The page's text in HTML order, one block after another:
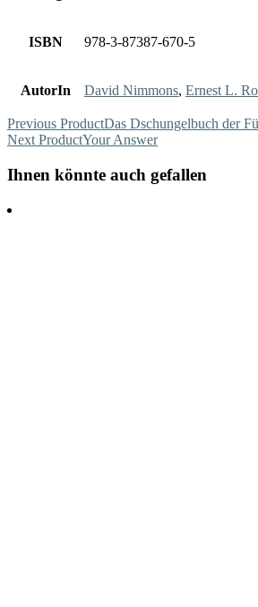
ISBN 978-3-87387-670-5
AutorIn David Nimmons, Ernest L.
Previous ProductDas Dschungelbuch der
Next ProductYour Answer
Ihnen könnte auch gefallen